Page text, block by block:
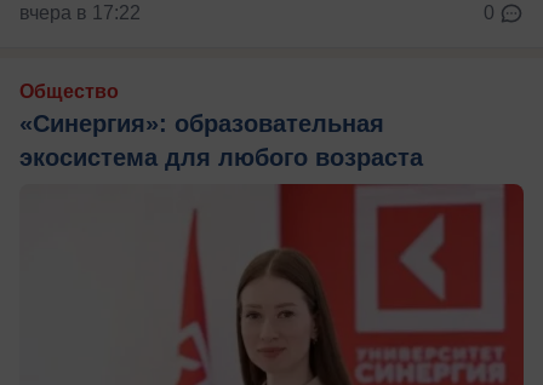
вчера в 17:22 0
Общество
«Синергия»: образовательная
экосистема для любого возраста